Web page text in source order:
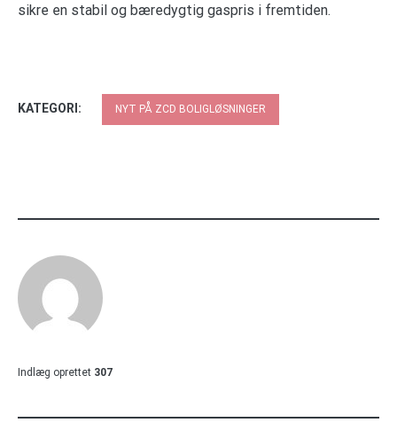
sikre en stabil og bæredygtig gaspris i fremtiden.
KATEGORI: NYT PÅ ZCD BOLIGLØSNINGER
Indlæg oprettet 307